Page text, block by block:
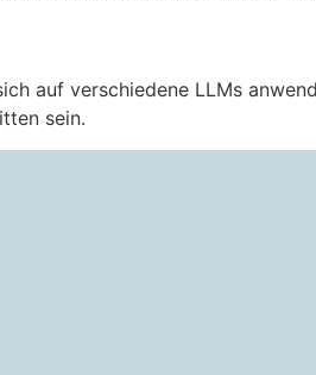
auf verschiedene LLMs
sein.